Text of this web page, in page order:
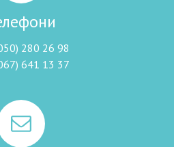
280 26 98
641 13 37